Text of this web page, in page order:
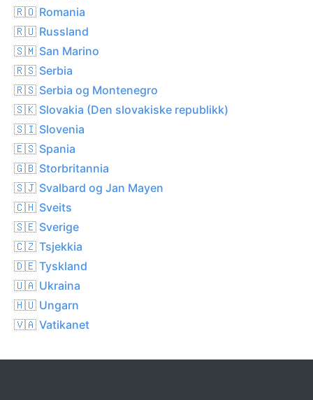
🇷🇴 Romania
🇷🇺 Russland
🇸🇲 San Marino
🇷🇸 Serbia
🇷🇸 Serbia og Montenegro
🇸🇰 Slovakia (Den slovakiske republikk)
🇸🇮 Slovenia
🇪🇸 Spania
🇬🇧 Storbritannia
🇸🇯 Svalbard og Jan Mayen
🇨🇭 Sveits
🇸🇪 Sverige
🇨🇿 Tsjekkia
🇩🇪 Tyskland
🇺🇦 Ukraina
🇭🇺 Ungarn
🇻🇦 Vatikanet